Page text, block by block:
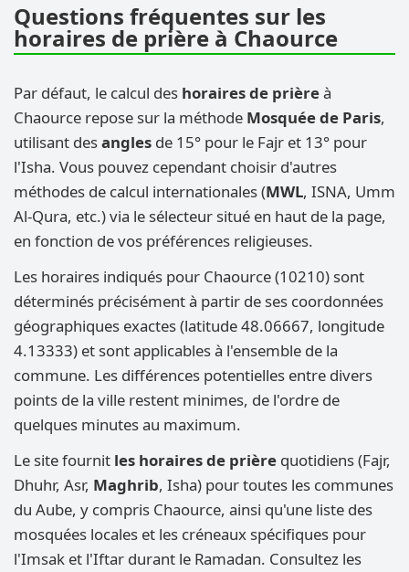
Questions fréquentes sur les
horaires de prière à Chaource
Par défaut, le calcul des horaires de prièreà
Chaource repose sur la méthode Mosquée de Paris,
utilisant desangles de 15° pour le Fajr et 13° pour
l'Isha. Vous pouvez cependant choisir d'autres
méthodes de calcul internationales (MWL, ISNA, Umm
Al-Qura, etc.) via le sélecteur situé en haut de la page,
en fonction de vos préférences religieuses.
Les horaires indiqués pour Chaource (10210) sont
déterminés précisément à partir de ses coordonnées
géographiques exactes (latitude 48.06667, longitude
4.13333) et sont applicables à l'ensemble de la
commune. Les différences potentielles entre divers
points de la ville restent minimes, de l'ordre de
quelques minutes au maximum.
Le site fournit les horaires de prière quotidiens (Fajr,
Dhuhr, Asr, Maghrib, Isha) pour toutes les communes
du Aube, y compris Chaource, ainsi qu'une liste des
mosquées locales et les créneaux spécifiques pour
l'Imsak et l'Iftar durant le Ramadan. Consultez les